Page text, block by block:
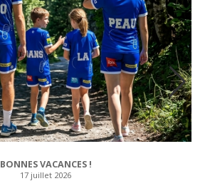
BONNES VACANCES !
17 juillet 2026